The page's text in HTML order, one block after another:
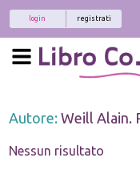
registrati
login
Autore:Weill Alain.
Nessun risultato